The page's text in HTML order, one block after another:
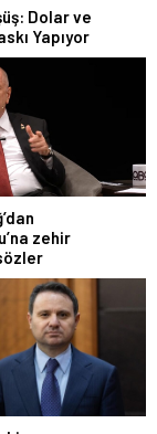
Dolar ve
Yapıyor
zehir